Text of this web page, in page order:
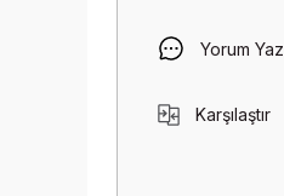
Yorum Yaz
Karşılaştır